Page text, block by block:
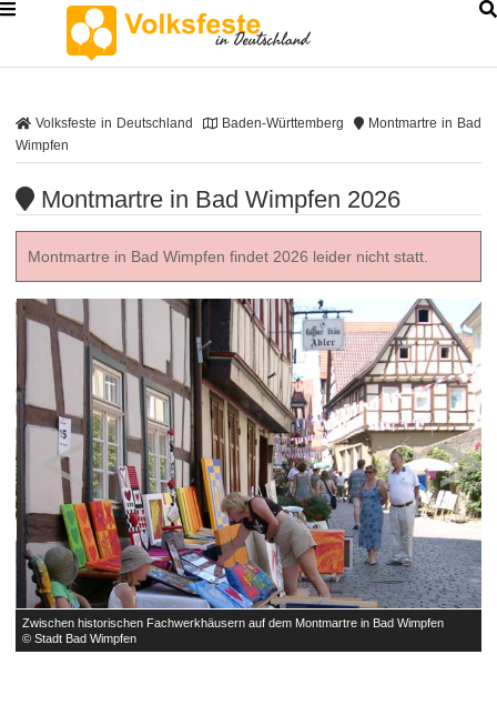
Volksfeste in Deutschland Baden-Württemberg
Montmartre in Bad
Wimpfen
Montmartre in Bad Wimpfen 2026
Montmartre in Bad Wimpfen findet 2026 leider nicht statt.
Zwischen historischen Fachwerkhäusern auf dem Montmartre in Bad Wimpfen
© Stadt Bad Wimpfen
< >